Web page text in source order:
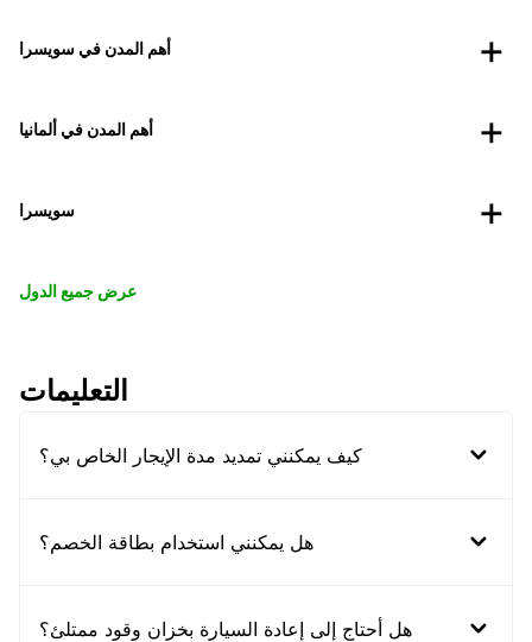
أهم المدن في سويسرا
أهم المدن في ألمانيا
سويسرا
عرض جميع الدول
التعليمات
كيف يمكنني تمديد مدة الإيجار الخاص بي؟
هل يمكنني استخدام بطاقة الخصم؟
هل أحتاج إلى إعادة السيارة بخزان وقود ممتلئ؟